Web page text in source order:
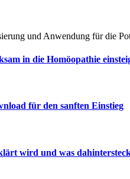
und Anwendung für die
in die Homöopathie
für den sanften Einstieg
wird und was